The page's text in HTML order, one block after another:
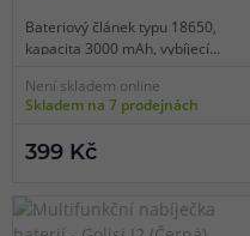
Bateriový článek typu 18650,
kapacita 3000 mAh, vybíjecí
ochranou proti přebití, zkratu a
vysokým teplotám, efektivní CDC
Není skladem online
Skladem na 7 prodejnách
399 Kč